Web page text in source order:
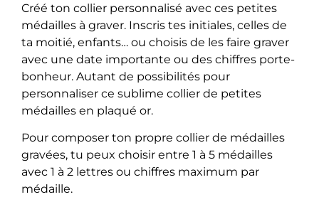
Créé ton collier personnalisé avec ces petites
médailles à graver. Inscris tes initiales, celles de
ta moitié, enfants… ou choisis de les faire graver
avec une date importante ou des chiffres porte-
bonheur. Autant de possibilités pour
personnaliser ce sublime collier de petites
médailles en plaqué or.
Pour composer ton propre collier de médailles
gravées, tu peux choisir entre 1 à 5 médailles
avec 1 à 2 lettres ou chiffres maximum par
médaille.